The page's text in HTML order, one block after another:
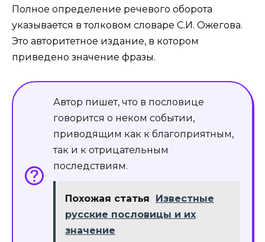
Полное определение речевого оборота
указывается в толковом словаре С.И. Ожегова.
Это авторитетное издание, в котором
приведено значение фразы.
Автор пишет, что в пословице
говорится о неком событии,
приводящим как к благоприятным,
так и к отрицательным
последствиям.
Похожая статья
Известные
русские пословицы и их
значение